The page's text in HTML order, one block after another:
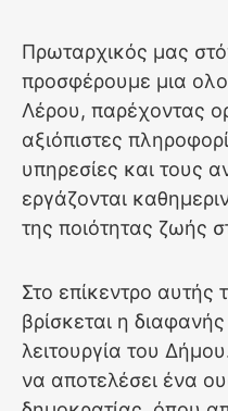
Πρωταρχικός μας
προσφέρουμε μια
Λέρου, παρέχοντας
αξιόπιστες
υπηρεσίες και τους
εργάζονται
της ποιότητας ζωής
Στο επίκεντρο αυτής
βρίσκεται η
λειτουργία του
να αποτελέσει ένα